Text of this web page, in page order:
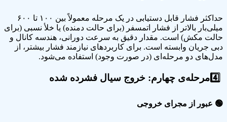
حداکثر فشار قابل دستیابی در یک مرحله معمولاً بین ۱۰۰ تا ۶۰۰
میلی‌بار بالاتر از فشار اتمسفر (برای حالت دمنده) یا خلأ نسبی (برای
حالت مکش) است. مقدار دقیق به سرعت دورانی، هندسه کانال و
دبی جریان وابسته است. برای کاربردهای نیازمند فشار بیشتر، از
مدل‌های دو مرحله‌ای (در صورت وجود) استفاده می‌شود.
4️⃣ مرحله‌ی چهارم: خروج سیال فشرده شده
🟢 عبور از مجرای خروجی